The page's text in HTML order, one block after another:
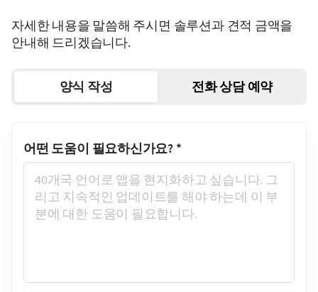
자세한 내용을 말씀해 주시면 솔루션과 견적 금액을
안내해 드리겠습니다.
양식 작성 전화 상담 예약
어떤 도움이 필요하신가요? *